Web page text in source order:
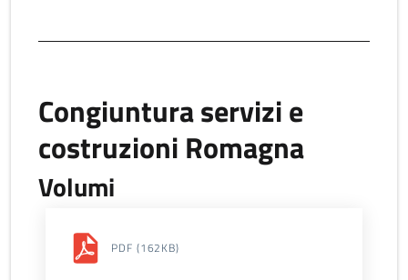
Congiuntura servizi e
costruzioni Romagna
Volumi
PDF (162KB)